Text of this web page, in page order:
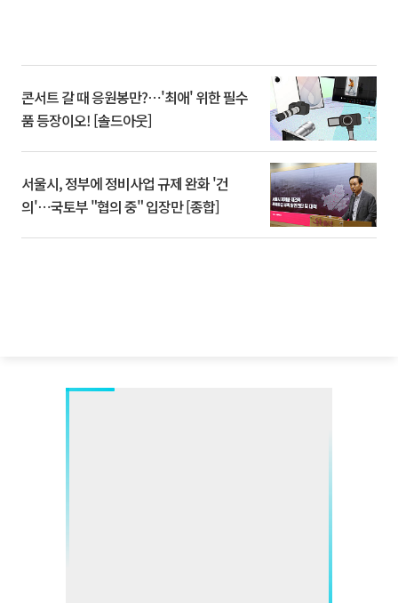
콘서트 갈 때 응원봉만?⋯'최애' 위한 필수
품 등장이오! [솔드아웃]
서울시, 정부에 정비사업 규제 완화 '건
의'⋯국토부 "협의 중" 입장만 [종합]